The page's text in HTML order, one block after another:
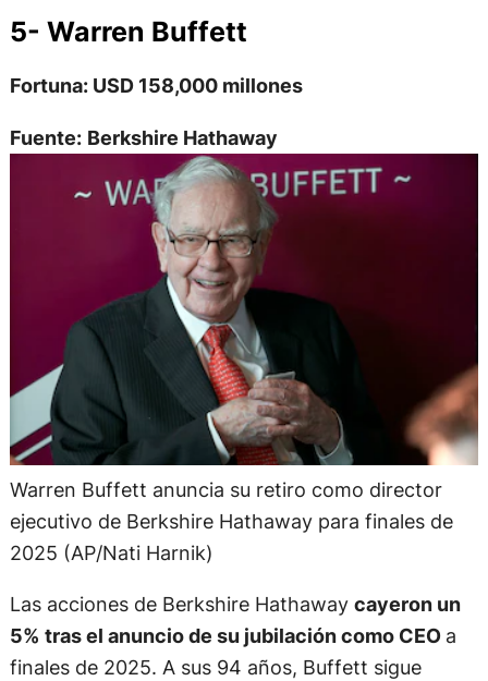
5- Warren Buffett
Fortuna: USD 158,000 millones
Fuente: Berkshire Hathaway
Warren Buffett anuncia su retiro como director
ejecutivo de Berkshire Hathaway para finales de
2025 (AP/Nati Harnik)
Las acciones de Berkshire Hathaway cayeron un
5% tras el anuncio de su jubilación como CEO a
finales de 2025. A sus 94 años, Buffett sigue